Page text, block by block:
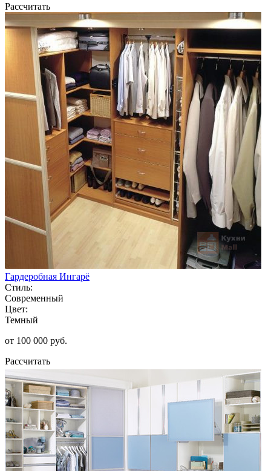
Рассчитать
Гардеробная Ингарё
Стиль:
Современный
Цвет:
Темный
от 100 000 руб.
Рассчитать